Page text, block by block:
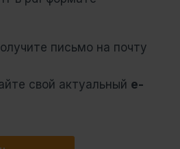
письмо на почту
свой актуальный e-